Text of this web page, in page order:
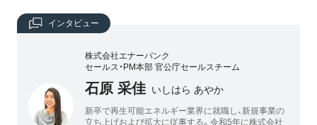
インタビュー
株式会社エナーバンク
セールス・PM本部 官公庁セールスチーム
石原 采佳 いしはら あやか
新卒で再生可能エネルギー業界に就職し、新規事業の
立ち上げおよび拡大に従事する。令和5年に株式会社